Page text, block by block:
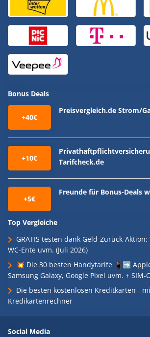
Bonus Deals
+40€
Preisvergleich.de Strom/
+10€
Tarifcheck.de
+5€
Freunde für Bonus-Deals
Top Vergleiche
GRATIS testen dank Geld-Zurück-Aktion:
WC-Ente uvm. (Juli 2026)
💥 Die 30 besten Handytarife 📱➡️
Samsung Galaxy, Google Pixel uvm. + SIM-
Die besten kostenlosen Kreditkarten -
Kredikartenrechner
Social Media